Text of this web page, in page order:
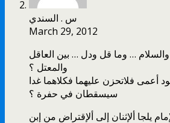
س . السندي
March 29, 2012
والسلام … وما قل ودل … بين العاقل
والمعتل ؟
أعمى فلاتحزن عليهما فكلاهما غدا
سيسقطان في حفرة ؟
يلجا ألإثنان إلى ألإقتراض من إبن